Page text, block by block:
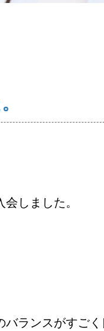
佐世保店
しました。
バランスがすご